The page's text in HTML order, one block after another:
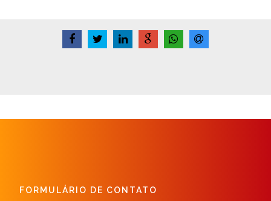
FORMULÁRIO DE CONTATO